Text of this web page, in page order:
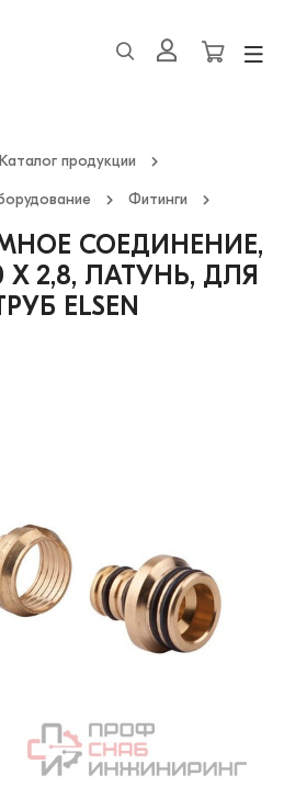
Каталог продукции
Фитинги
СОЕДИНЕНИЕ,
X 2,8, ЛАТУНЬ, ДЛЯ
ELSEN